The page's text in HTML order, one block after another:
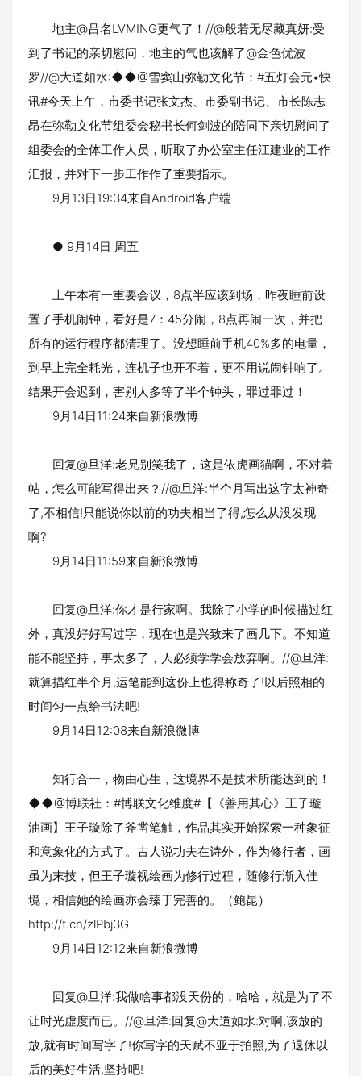
地主@吕名LVMING更气了！//@般若无尽藏真妍:受
到了书记的亲切慰问，地主的气也该解了@金色优波
罗//@大道如水:◆◆@雪窦山弥勒文化节：#五灯会元•快
讯#今天上午，市委书记张文杰、市委副书记、市长陈志
昂在弥勒文化节组委会秘书长何剑波的陪同下亲切慰问了
组委会的全体工作人员，听取了办公室主任江建业的工作
汇报，并对下一步工作作了重要指示。
9月13日19:34来自Android客户端
● 9月14日 周五
上午本有一重要会议，8点半应该到场，昨夜睡前设
置了手机闹钟，看好是7：45分闹，8点再闹一次，并把
所有的运行程序都清理了。没想睡前手机40%多的电量，
到早上完全耗光，连机子也开不着，更不用说闹钟响了。
结果开会迟到，害别人多等了半个钟头，罪过罪过！
9月14日11:24来自新浪微博
回复@旦洋:老兄别笑我了，这是依虎画猫啊，不对着
帖，怎么可能写得出来？//@旦洋:半个月写出这字太神奇
了,不相信!只能说你以前的功夫相当了得,怎么从没发现
啊?
9月14日11:59来自新浪微博
回复@旦洋:你才是行家啊。我除了小学的时候描过红
外，真没好好写过字，现在也是兴致来了画几下。不知道
能不能坚持，事太多了，人必须学学会放弃啊。//@旦洋:
就算描红半个月,运笔能到这份上也得称奇了!以后照相的
时间匀一点给书法吧!
9月14日12:08来自新浪微博
知行合一，物由心生，这境界不是技术所能达到的！
◆◆@博联社：#博联文化维度#【《善用其心》王子璇
油画】王子璇除了斧凿笔触，作品其实开始探索一种象征
和意象化的方式了。古人说功夫在诗外，作为修行者，画
虽为末技，但王子璇视绘画为修行过程，随修行渐入佳
境，相信她的绘画亦会臻于完善的。（鲍昆）
http://t.cn/zlPbj3G
9月14日12:12来自新浪微博
回复@旦洋:我做啥事都没天份的，哈哈，就是为了不
让时光虚度而已。//@旦洋:回复@大道如水:对啊,该放的
放,就有时间写字了!你写字的天赋不亚于拍照,为了退休以
后的美好生活,坚持吧!